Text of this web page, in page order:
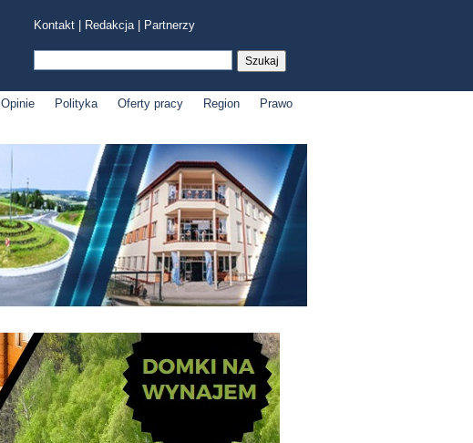
Kontakt Redakcja| Partnerzy
Opinie Polityka Oferty pracy Region
Prawo